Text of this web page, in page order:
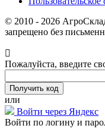
© 2010 - 2026
запрещено без
Пожалуйста, введите
или
Войти через Яндекс
Войти по логину и